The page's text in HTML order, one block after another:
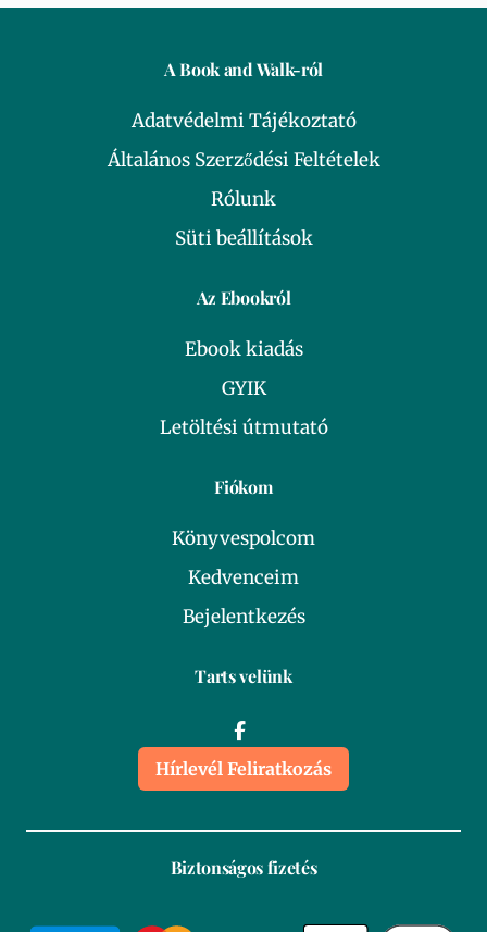
A Book and Walk-ról
Adatvédelmi Tájékoztató
Általános Szerződési Feltételek
Rólunk
Süti beállítások
Az Ebookról
Ebook kiadás
GYIK
Letöltési útmutató
Fiókom
Könyvespolcom
Kedvenceim
Bejelentkezés
Tarts velünk
Hírlevél Feliratkozás
Biztonságos fizetés